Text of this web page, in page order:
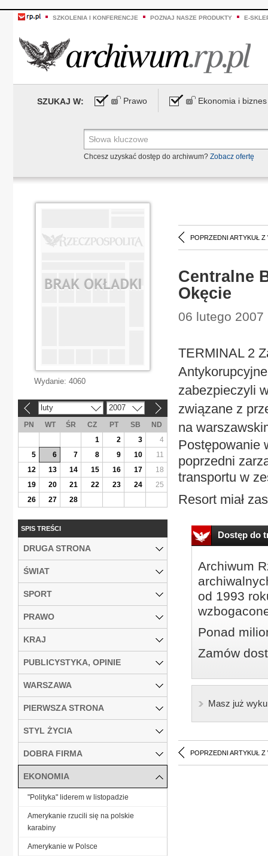
SZKOLENIA I KONFERENCJE POZNAJ NASZE PRODUKTY E-
SZUKAJ W: Prawo Ekonomia i biznes
Chcesz uzyskać dostęp do archiwum? Zobacz ofertę
POPRZEDNI ARTYKUŁ Z
Centralne
Okęcie
06 lutego 2007
TERMINAL 2
zabezpieczyli
związane z
na
Postępowanie
poprzedni
transportu w
Resort miał
Dostęp do
Archiwum
od 1993
Ponad
Zamów
Masz już
POPRZEDNI ARTYKUŁ Z
Wydanie: 4060
luty 2007
PN WT ŚR CZ PT SB
ND
1
2 3
4
5
6 7 8 9 10
11
12
13 14 15 16 17
18
19
20 21 22 23 24
25
26
27 28
SPIS TREŚCI
DRUGA STRONA
ŚWIAT
SPORT
PRAWO
KRAJ
PUBLICYSTYKA, OPINIE
WARSZAWA
PIERWSZA STRONA
STYL ŻYCIA
DOBRA FIRMA
EKONOMIA
"Polityka" liderem w listopadzie
Amerykanie rzucili się na polskie
karabiny
Amerykanie w Polsce